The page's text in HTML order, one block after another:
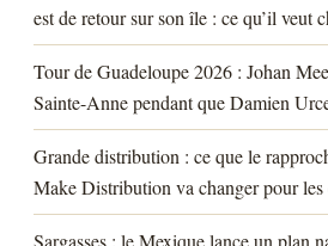
est de retour sur son île : ce qu’il veut
Tour de Guadeloupe 2026 : Johan
Sainte-Anne pendant que Damien
Grande distribution : ce que le
Make Distribution va changer pour les
Sargasses : le Mexique lance un plan